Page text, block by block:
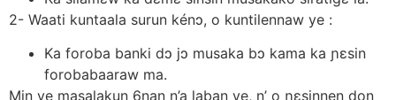
2- Waati kuntaala surun kénɔ, o kuntilennaw ye :
Ka foroba banki dɔ jɔ musaka bɔ kama ka ɲεsin
forobabaaraw ma.
Min ye masalakun 6nan n’a laban ye, n’ o ɲεsinnen don